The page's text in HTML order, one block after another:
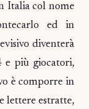
Italia col nome
ed in
diventerà
e più giocatori,
è comporre in
lettere estratte,